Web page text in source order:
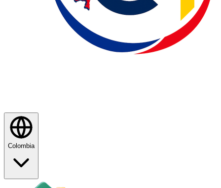
Colombia